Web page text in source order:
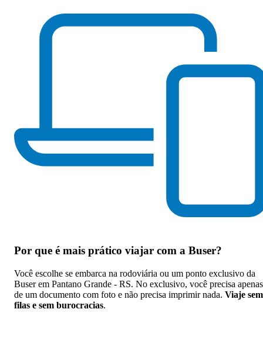
Por que é mais prático viajar com a Buser?
Você escolhe se embarca na rodoviária ou um ponto exclusivo da
Buser em Pantano Grande - RS. No exclusivo, você precisa apenas
de um documento com foto e não precisa imprimir nada. Viaje sem
filas e sem burocracias.